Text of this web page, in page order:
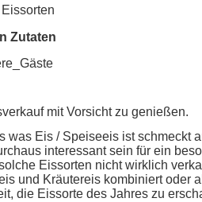
Zutaten
mit Vorsicht zu genießen.
was Eis / Speiseeis ist
interessant sein für ein
Eissorten nicht wirklich
und Kräutereis kombiniert
die Eissorte des Jahres zu